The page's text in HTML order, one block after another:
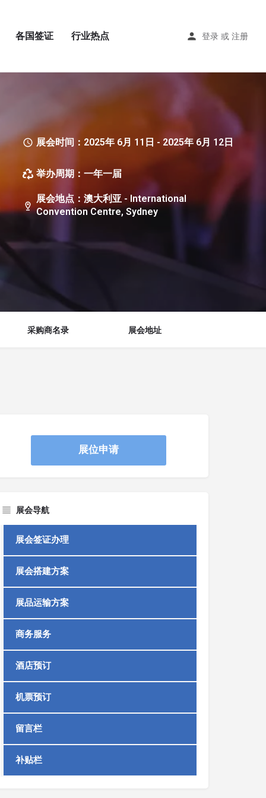
各国签证 行业热点 登录 或 注册
展会时间：2025年 6月 11日 - 2025年 6月 12日
举办周期：一年一届
展会地点：澳大利亚 - International
Convention Centre, Sydney
采购商名录 展会地址
展位申请
展会导航
展会签证办理
展会搭建方案
展品运输方案
商务服务
酒店预订
机票预订
留言栏
补贴栏